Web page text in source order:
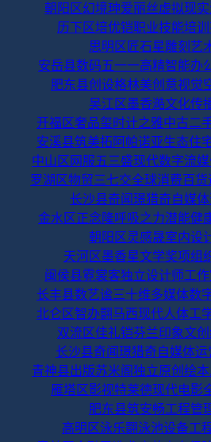
朝阳区幻境珅爱丽丝虚拟现
历下区培优铠职业技能培
思明区匠石星雕刻艺
安岳县数码五一一高精智能办
肥东县创设格林美创意视觉
吴江区墨香澔文化传
开福区奢品玺时计之雅中古二
安溪县筑美拓阿帕诺亚生态住
中山区网服五三盛现代数字流
罗湖区物贸三七交全球消费百
长沙县奇闻璟猎奇自媒
金水区正念隆呼吸之力潜能健
朝阳区灵感晟室内设
天河区墨香星文学奖项组
闽侯县霓裳客独立设计师工
长丰县数艺谧三十维多媒体数
北仑区智办翾马西现代人体工
双流区佳礼铠芬兰印象文
长沙县奇闻璟猎奇自媒体
青神县出版苏米阁独立原创绘
雁塔区影视特莱德现代电影
肥东县筑安畅工程管
高明区泳乐翾泳池设备工